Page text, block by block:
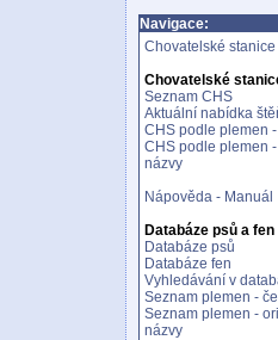
Navigace:
Chovatelské stanice
Chovatelské
Seznam CHS
Aktuální nabídka
CHS podle plemen
CHS podle plemen
názvy
Nápověda - Manuál
Databáze psů a fen
Databáze psů
Databáze fen
Vyhledávání v
Seznam plemen -
Seznam plemen -
názvy